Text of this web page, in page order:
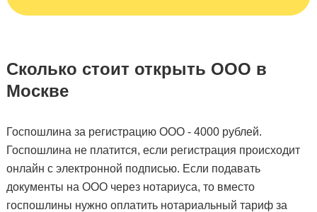
Сколько стоит открыть ООО в
Москве
Госпошлина за регистрацию ООО - 4000 рублей.
Госпошлина не платится, если регистрация происходит
онлайн с электронной подписью. Если подавать
документы на ООО через нотариуса, то вместо
госпошлины нужно оплатить нотариальный тариф за